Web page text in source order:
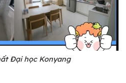
Đại học Konyang